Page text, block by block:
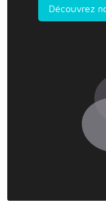
Découvrez